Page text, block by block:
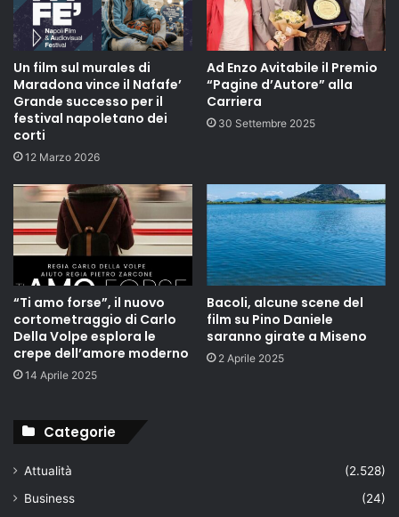
Un film sul murales di
Maradona vince il Nafafe’
Grande successo per il
festival napoletano dei
corti
12 Marzo 2026
Ad Enzo Avitabile il Premio
“Pagine d’Autore” alla
Carriera
30 Settembre 2025
“Ti amo forse”, il nuovo
cortometraggio di Carlo
Della Volpe esplora le
crepe dell’amore moderno
14 Aprile 2025
Bacoli, alcune scene del
film su Pino Daniele
saranno girate a Miseno
2 Aprile 2025
Categorie
Attualità
(2.528)
Business
(24)